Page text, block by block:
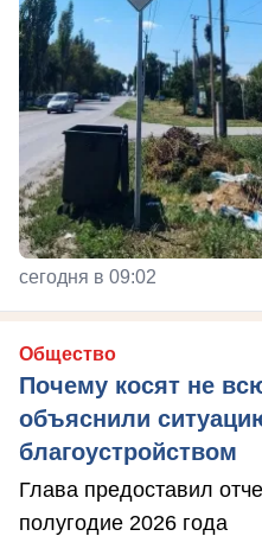
сегодня в 09:02
Общество
Почему косят не
объяснили
благоустройством
Глава предоставил
полугодие 2026 года